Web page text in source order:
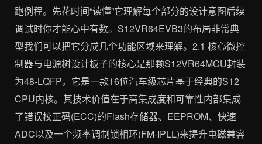
跑例程。先花时间“读懂”它理解每个部分的设计意图后续
调试时你才能心中有数。S12VR64EVB3的布局非常典
型我们可以把它分成几个功能区域来理解。2.1 核心微控
制器与电源树设计板子的核心是那颗S12VR64MCU封装
为48-LQFP。它是一款16位汽车级芯片基于经典的S12
CPU内核。其技术价值在于高集成度和可靠性内部集成
了错误校正码(ECC)的Flash存储器、EEPROM、快速
ADC以及一个频率调制锁相环(FM-IPLL)来提升电磁兼容